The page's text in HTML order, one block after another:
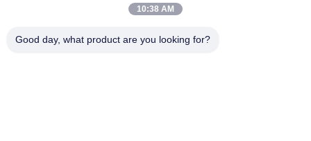
10:38 AM
Good day, what product are you looking for?